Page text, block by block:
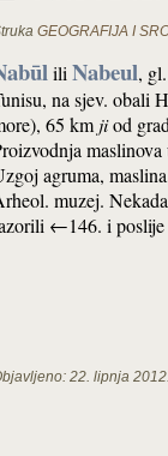
GEOGRAFIJA I
ili Nabeul,
na sjev. obali
65 km jiod
agruma,
muzej.
←146. i
22. lipnja 2012.